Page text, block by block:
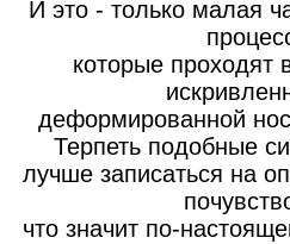
И это - только малая
которые проходят
деформированной
Терпеть подобные
лучше записаться на
что значит по-